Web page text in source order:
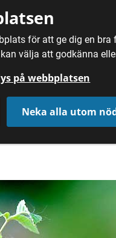
för att ge dig en
välja att godkänna
på webbplatsen
Neka alla utom